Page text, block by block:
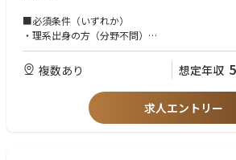
※米国が本社のため、メールにて英語で連絡をと
すが、翻訳機などを使いながらでの業務が可能
■業務内容詳細
①カスタマーサポート、オンサイト業務：
・新規納入装置の立ち上げ：据え付け、組み立て
■必須条件（いずれか）
・理系出身の方（分野不問）
・文系出身の方で、以下いずれかの実務経験を
サービスエンジニア、保全、製造、組立、加工
ブルシューティング、品質管理、試験・評価、
務、簡易プログラミング経験、顧客対応を含む
■歓迎条件（活かせる経験・知識）
複数あり 想定年収
求人エントリー